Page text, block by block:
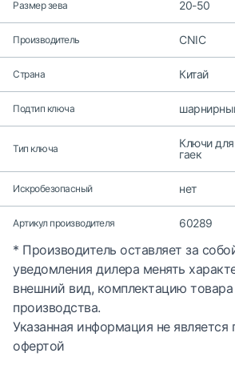
Размер зева 20-50
Производитель CNIC
Страна Китай
Подтип ключа
Тип ключа
Ключи
гаек
Искробезопасный нет
Артикул производителя 60289
* Производитель оставляет за
уведомления дилера менять
внешний вид, комплектацию
производства.
Указанная информация не является
офертой